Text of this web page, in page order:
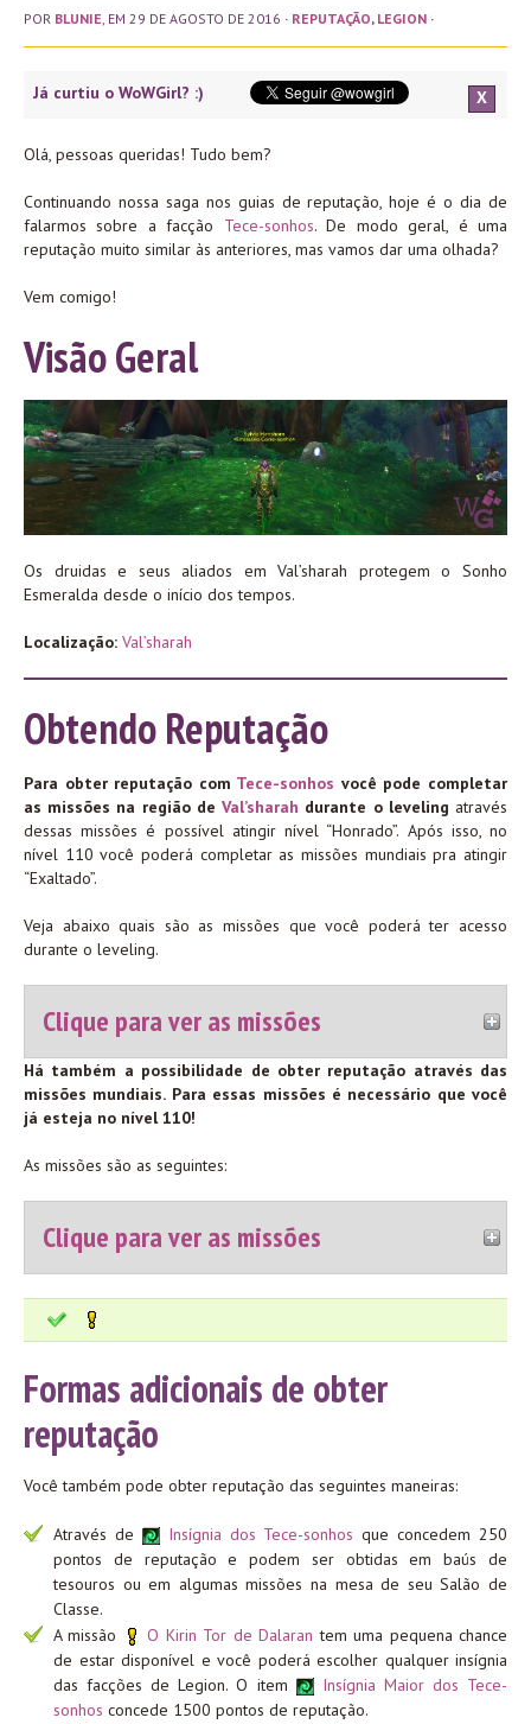
POR BLUNIE , EM 29 DE AGOSTO DE 2016 · REPUTAÇÃO, LEGION ·
Já curtiu o WoWGirl? :) X
Olá, pessoas queridas! Tudo bem?
Continuando nossa saga nos guias de reputação, hoje é o dia de
falarmos sobre a facção Tece-sonhos. De modo geral, é uma
reputação muito similar às anteriores, mas vamos dar uma olhada?
Vem comigo!
Visão Geral
Os druidas e seus aliados em Val’sharah protegem o Sonho
Esmeralda desde o início dos tempos.
Localização: Val’sharah
Obtendo Reputação
Para obter reputação com Tece-sonhos você pode completar
as missões na região deVal’sharah durante o leveling através
dessas missões é possível atingir nível “Honrado”. Após isso, no
nível 110 você poderá completar as missões mundiais pra atingir
“Exaltado”.
Veja abaixo quais são as missões que você poderá ter acesso
durante o leveling.
Clique para ver as missões
Há também a possibilidade de obter reputação através das
missões mundiais. Para essas missões é necessário que você
já esteja no nível 110!
As missões são as seguintes:
Clique para ver as missões
Formas adicionais de obter
reputação
Você também pode obter reputação das seguintes maneiras:
Através de Insígnia dos Tece-sonhos que concedem 250
pontos de reputação e podem ser obtidas em baús de
tesouros ou em algumas missões na mesa de seu Salão de
Classe.
A missão
O Kirin Tor de Dalaran tem uma pequena chance
de estar disponível e você poderá escolher qualquer insígnia
das facções de Legion. O item
Insígnia Maior dos Tece-
sonhos concede 1500 pontos de reputação.